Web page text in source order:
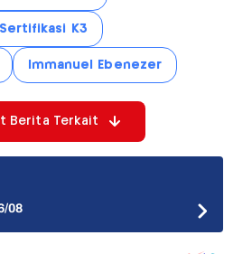
K3
Immanuel Ebenezer
Berita Terkait
08